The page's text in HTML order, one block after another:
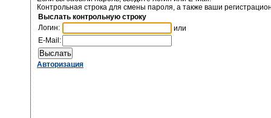
Контрольная строка для смены пароля, а также ваши
Выслать контрольную строку
Логин:
или
E-Mail:
Авторизация